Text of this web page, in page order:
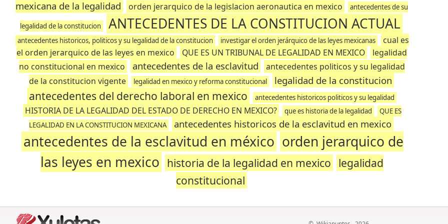
mexicana de la legalidad
orden jerarquico de la legislacion aeronautica en mexico antecedentes de su
legalidad de la constitucion ANTECEDENTES DE LA CONSTITUCION ACTUAL
antecedentes historicos, politicos y su legalidad de la constitucion investigar el orden jerárquico de las leyes mexicanas
cual es
el orden jerarquico de las leyes en mexico
QUE ES UN TRIBUNAL DE LEGALIDAD EN MEXICO
legalidad
no constitucional en mexico
antecedentes de la esclavitud
antecedentes politicos y su legalidad
de la constitucion vigente
legalidad en mexico y reforma constitucional legalidad de la constitucion
antecedentes del derecho laboral en mexico antecedentes historicos politicos y su legalidad
HISTORIA DE LA LEGALIDAD DEL ESTADO DE DERECHO EN MEXICO? que es historia de la legalidad
QUE ES
LEGALIDAD EN LA CONSTITUCION MEXICANA
antecedentes historicos de la esclavitud en mexico
antecedentes de la esclavitud en méxico orden jerarquico de
las leyes en mexico historia de la legalidad en mexico legalidad
constitucional